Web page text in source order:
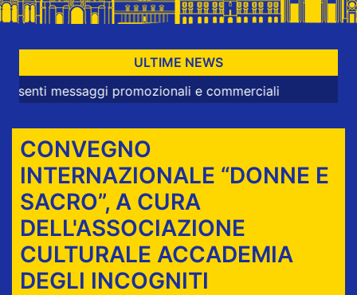
ULTIME NEWS
promozionali e commerciali
CONVEGNO
INTERNAZIONALE “DONNE E
SACRO”, A CURA
DELL'ASSOCIAZIONE
CULTURALE ACCADEMIA
DEGLI INCOGNITI